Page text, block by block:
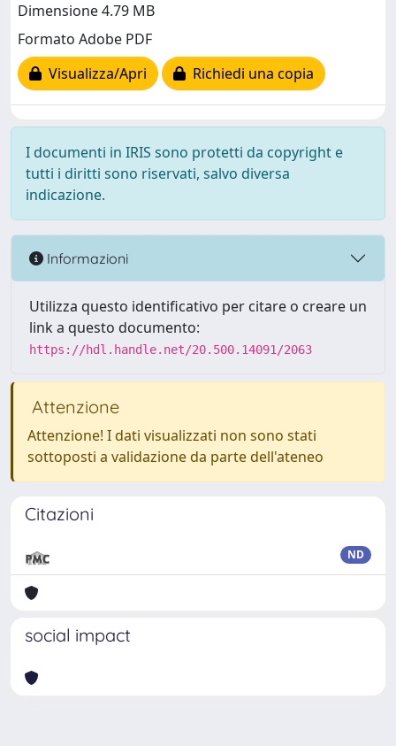
Dimensione 4.79 MB
Formato Adobe PDF
Visualizza/Apri
Richiedi una copia
I documenti in IRIS sono protetti da copyright e
tutti i diritti sono riservati, salvo diversa
indicazione.
Informazioni
Utilizza questo identificativo per citare o creare un
link a questo documento:
https://hdl.handle.net/20.500.14091/2063
Attenzione
Attenzione! I dati visualizzati non sono stati
sottoposti a validazione da parte dell'ateneo
Citazioni
ND
social impact